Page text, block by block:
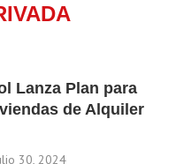
Lanza Plan para
de Alquiler
30, 2024